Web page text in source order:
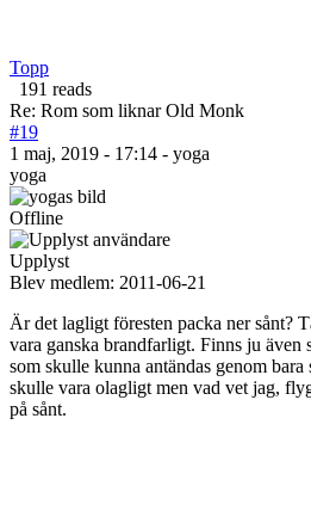
Topp
191 reads
Re: Rom som liknar Old Monk
#19
1 maj, 2019 - 17:14 - yoga
yoga
Offline
Upplyst
Blev medlem: 2011-06-21
Är det lagligt föresten packa ner sånt?
vara ganska brandfarligt. Finns ju även
som skulle kunna antändas genom
skulle vara olagligt men vad vet jag,
på sånt.